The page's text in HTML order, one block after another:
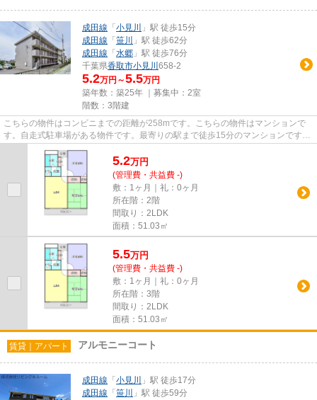
成田線 「 小見川
」駅 徒歩15分
成田線 「 笹川
」駅 徒歩62分
成田線 「 水郷 」駅 徒歩76分
千葉県香取市小見川 658-2
5.2万円～5.5万円
築年数：築25年 ｜募集中： 2室
階数：3階建
こちらの物件はコンビニまでの距離が258mです。こちらの物件はマンションで
す。自走式駐車場がある物件です。最寄りの駅まで徒歩15分のマンションです。
5.2万円
(管理費・共益費 -)
敷：1ヶ月｜礼：0ヶ月
所在階：2階
間取り：2LDK
面積：51.03㎡
5.5万円
(管理費・共益費 -)
敷：1ヶ月｜礼：0ヶ月
所在階：3階
間取り：2LDK
面積：51.03㎡
賃貸｜アパート アルモニーコート
成田線 「 小見川
」駅 徒歩17分
成田線 「 笹川
」駅 徒歩59分